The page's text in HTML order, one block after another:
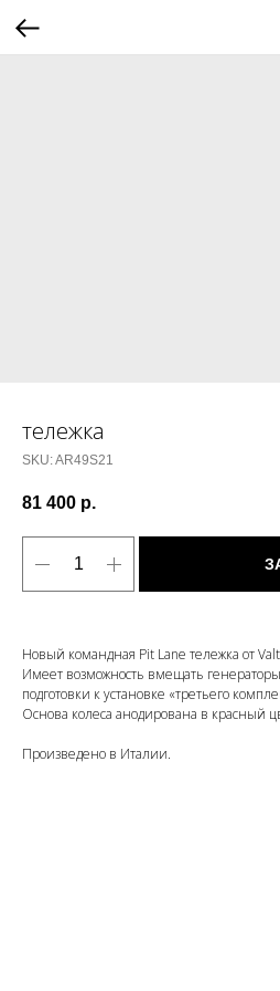
тележка
SKU:AR49S21
81 400 р.
Новый командная Pit Lane тележка от
Имеет возможность вмещать
подготовки к установке «третьего
Основа колеса анодирована в красный
Произведено в Италии.